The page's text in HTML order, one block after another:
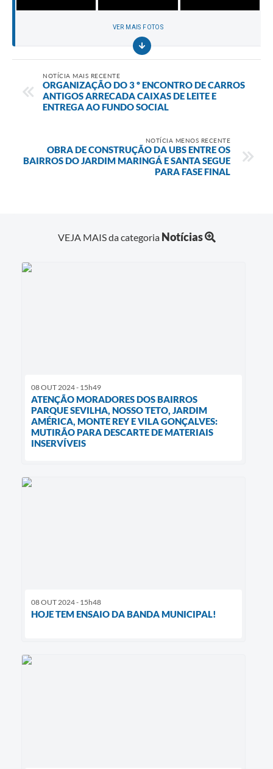
VER MAIS FOTOS
NOTÍCIA MAIS RECENTE
ORGANIZAÇÃO DO 3 º ENCONTRO DE CARROS
ANTIGOS ARRECADA CAIXAS DE LEITE E
ENTREGA AO FUNDO SOCIAL
NOTÍCIA MENOS RECENTE
OBRA DE CONSTRUÇÃO DA UBS ENTRE OS
BAIRROS DO JARDIM MARINGÁ E SANTA SEGUE
PARA FASE FINAL
VEJA MAIS da categoria Notícias
08 OUT 2024 - 15h49
ATENÇÃO MORADORES DOS BAIRROS
PARQUE SEVILHA, NOSSO TETO, JARDIM
AMÉRICA, MONTE REY E VILA GONÇALVES:
MUTIRÃO PARA DESCARTE DE MATERIAIS
INSERVÍVEIS
08 OUT 2024 - 15h48
HOJE TEM ENSAIO DA BANDA MUNICIPAL!